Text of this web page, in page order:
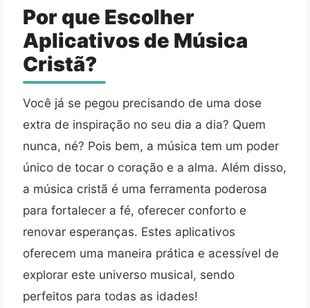
Por que Escolher
Aplicativos de Música
Cristã?
Você já se pegou precisando de uma dose
extra de inspiração no seu dia a dia? Quem
nunca, né? Pois bem, a música tem um poder
único de tocar o coração e a alma. Além disso,
a música cristã é uma ferramenta poderosa
para fortalecer a fé, oferecer conforto e
renovar esperanças. Estes aplicativos
oferecem uma maneira prática e acessível de
explorar este universo musical, sendo
perfeitos para todas as idades!